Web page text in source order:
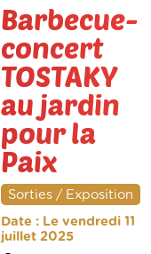
Barbecue-
concert
TOSTAKY
au jardin
pour la
Paix
Sorties / Exposition
Date : Le vendredi 11
juillet 2025